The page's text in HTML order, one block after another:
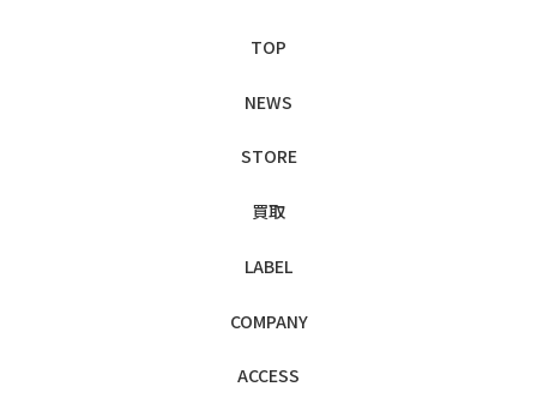
TOP
NEWS
STORE
買取
LABEL
COMPANY
ACCESS